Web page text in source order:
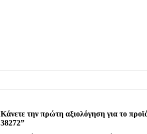
Κάνετε την πρώτη αξιολόγηση για το
38272”